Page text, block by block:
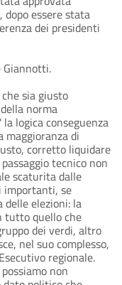
essere stata
dei presidenti
Giannotti.
sia giusto
norma
logica conseguenza
maggioranza di
corretto liquidare
tecnico non
scaturita dalle
importanti, se
delle elezioni: la
tutto quello che
dei verdi, altro
nel suo complesso,
regionale.
non